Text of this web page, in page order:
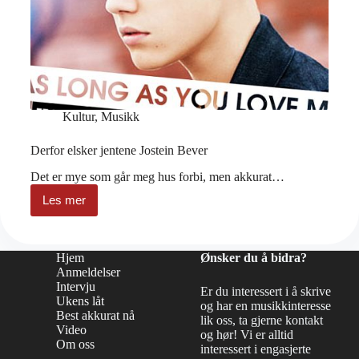
Kultur, Musikk
Derfor elsker jentene Jostein Bever
Det er mye som går meg hus forbi, men akkurat…
Les mer
Derfor
elsker
Bever
Hjem
Anmeldelser
Intervju
Ukens låt
Best akkurat nå
Video
Om oss
Ønsker du å bidra?
Er du interessert i å skrive
og har en musikkinteresse
lik oss, ta gjerne kontakt
og hør! Vi er alltid
interessert i engasjerte